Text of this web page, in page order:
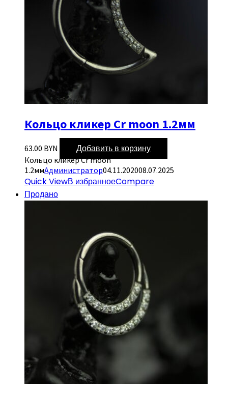
Кольцо кликер Cr moon 1.2мм
63.00 BYN Добавить в корзину
Кольцо кликер Cr moon
1.2ммАдминистратор04.11.202008.07.2025
Quick ViewВ избранноеCompare
Продано